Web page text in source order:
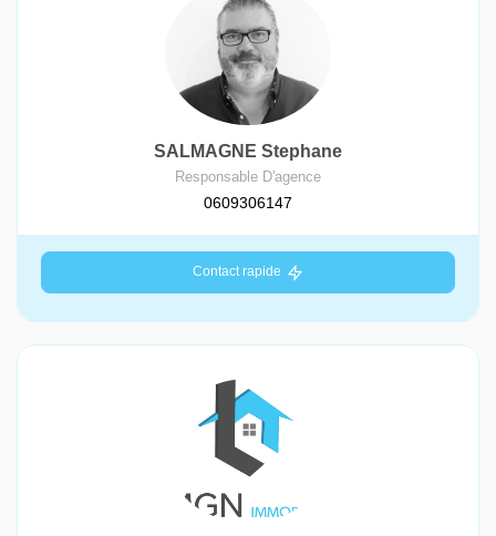
SALMAGNE Stephane
Responsable D'agence
0609306147
Contact rapide